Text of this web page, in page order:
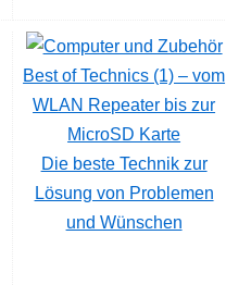
Best of Technics (1) – vom
WLAN Repeater bis zur
MicroSD Karte
Die beste Technik zur
Lösung von Problemen
und Wünschen